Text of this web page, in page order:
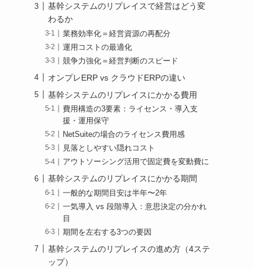
基幹システムのリプレイスで経営はどう変
わるか
業務効率化＝経営資源の再配分
運用コストの最適化
競争力強化＝経営判断のスピード
オンプレERP vs クラウドERPの違い
基幹システムのリプレイスにかかる費用
費用構造の3要素：ライセンス・導入支
援・運用保守
NetSuiteの場合のライセンス費用感
見落としやすい隠れコスト
アウトソーシング活用で固定費を変動費に
基幹システムのリプレイスにかかる期間
一般的な期間目安は半年〜2年
一気導入 vs 段階導入：意思決定の分かれ
目
期間を左右する3つの要因
基幹システムのリプレイスの進め方（4ステ
ップ）